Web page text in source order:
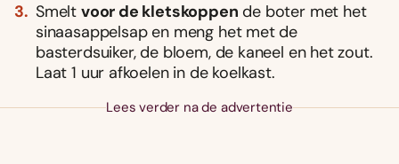
Smelt voor de kletskoppen de boter met het
sinaasappelsap en meng het met de
basterdsuiker, de bloem, de kaneel en het zout.
Laat 1 uur afkoelen in de koelkast.
Lees verder na de advertentie